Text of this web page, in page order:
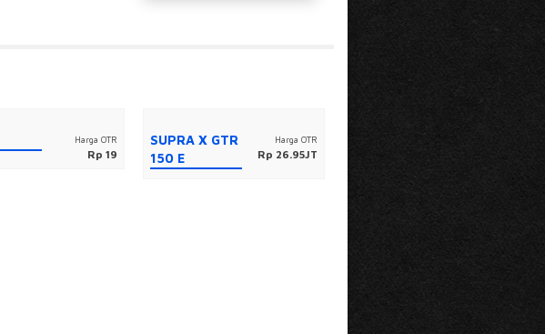
Harga OTR
Rp 19
SUPRA X GTR
150 E
Harga OTR
Rp 26.95JT
125 CBS